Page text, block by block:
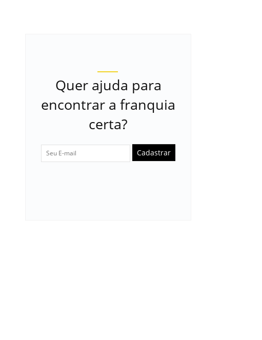
Quer ajuda para
encontrar a franquia
certa?
Cadastrar